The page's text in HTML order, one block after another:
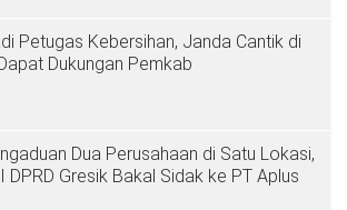
Petugas Kebersihan, Janda Cantik di
Dukungan Pemkab
Dua Perusahaan di Satu Lokasi,
DPRD Gresik Bakal Sidak ke PT Aplus